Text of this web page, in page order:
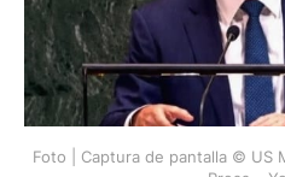
Foto | Captura de pantalla © US